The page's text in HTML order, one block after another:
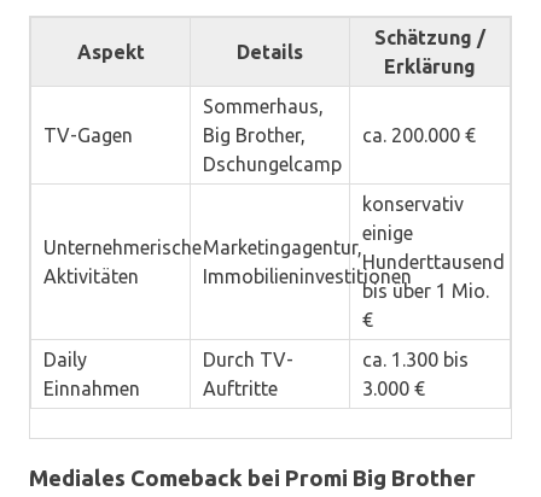
Aspekt Details
Schätzung /
Erklärung
TV-Gagen
Sommerhaus,
Big Brother,
Dschungelcamp
ca. 200.000 €
Unternehmerische
Aktivitäten
Marketingagentur,
Immobilieninvestitionen
konservativ
einige
Hunderttausend
bis über 1 Mio.
€
Daily
Einnahmen
Durch TV-
Auftritte
ca. 1.300 bis
3.000 €
Mediales Comeback bei Promi Big Brother